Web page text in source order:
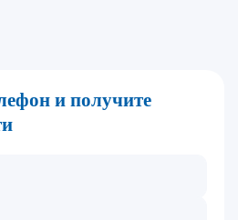
и получите